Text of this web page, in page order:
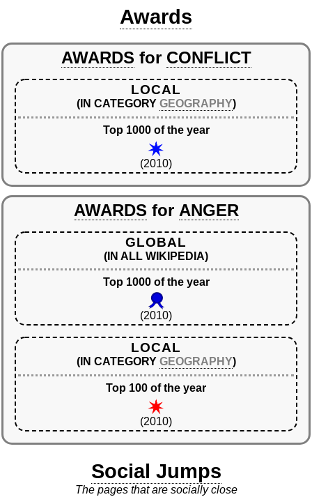
Awards
AWARDS for CONFLICT
LOCAL
(IN CATEGORY GEOGRAPHY)
Top 1000 of the year
(2010)
AWARDS for ANGER
GLOBAL
(IN ALL WIKIPEDIA)
Top 1000 of the year
(2010)
LOCAL
(IN CATEGORY GEOGRAPHY)
Top 100 of the year
(2010)
Social Jumps
The pages that are socially close